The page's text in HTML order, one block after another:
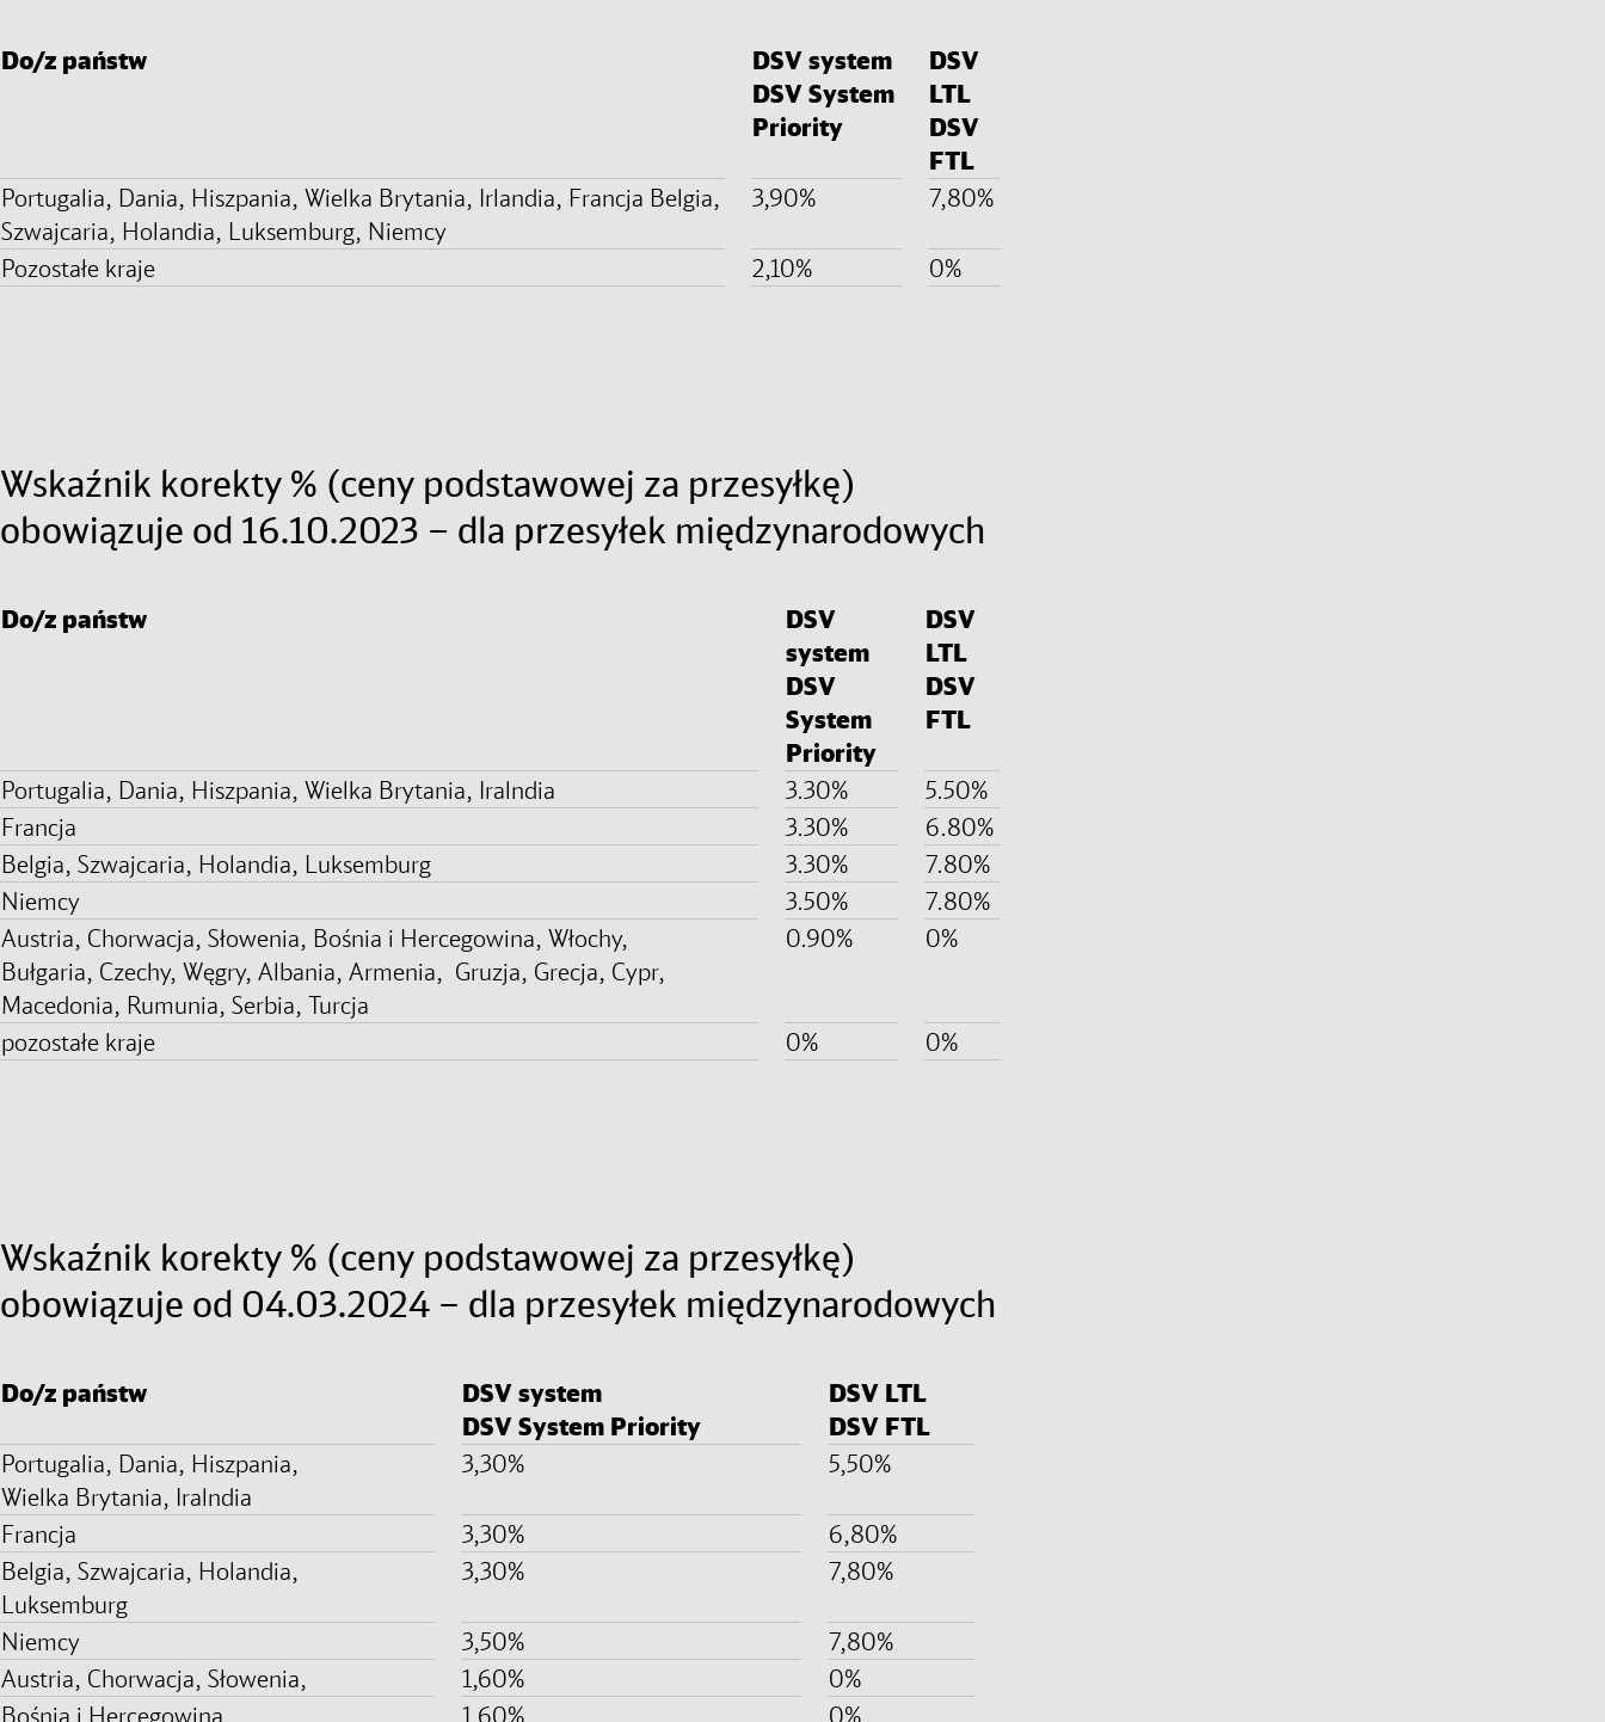
Do/z państw
DSV system
DSV System
Priority
DSV
LTL
DSV
FTL
Portugalia, Dania, Hiszpania, Wielka Brytania, Irlandia, Francja Belgia,
Szwajcaria, Holandia, Luksemburg, Niemcy
3,90% 7,80%
Pozostałe kraje 2,10% 0%
Wskaźnik korekty % (ceny podstawowej za przesyłkę)
obowiązuje od 16.10.2023 – dla przesyłek międzynarodowych
Do/z państw
DSV
system
DSV
System
Priority
DSV
LTL
DSV
FTL
Portugalia, Dania, Hiszpania, Wielka Brytania, Iralndia 3.30%
5.50%
Francja
3.30%
6.80%
Belgia, Szwajcaria, Holandia, Luksemburg
3.30%
7.80%
Niemcy
3.50%
7.80%
Austria, Chorwacja, Słowenia, Bośnia i Hercegowina, Włochy,
Bułgaria, Czechy, Węgry, Albania, Armenia, Gruzja, Grecja, Cypr,
Macedonia, Rumunia, Serbia, Turcja
0.90% 0%
pozostałe kraje 0% 0%
Wskaźnik korekty % (ceny podstawowej za przesyłkę)
obowiązuje od 04.03.2024 – dla przesyłek międzynarodowych
Do/z państw
DSV system
DSV System Priority
DSV LTL
DSV FTL
Portugalia, Dania, Hiszpania,
Wielka Brytania, Iralndia
3,30% 5,50%
Francja 3,30%
6,80%
Belgia, Szwajcaria, Holandia,
Luksemburg
3,30% 7,80%
Niemcy 3,50%
7,80%
Austria, Chorwacja, Słowenia,
1,60%
0%
Bośnia i Hercegowina,
1,60% 0%